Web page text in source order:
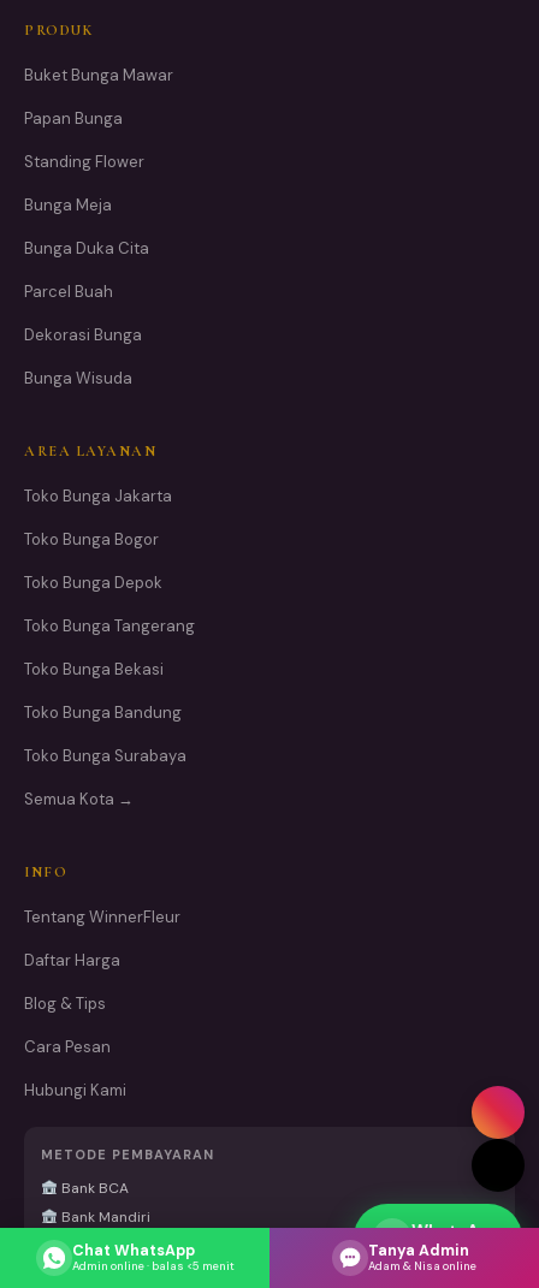
PRODUK
Buket Bunga Mawar
Papan Bunga
Standing Flower
Bunga Meja
Bunga Duka Cita
Parcel Buah
Dekorasi Bunga
Bunga Wisuda
AREA LAYANAN
Toko Bunga Jakarta
Toko Bunga Bogor
Toko Bunga Depok
Toko Bunga Tangerang
Toko Bunga Bekasi
Toko Bunga Bandung
Toko Bunga Surabaya
Semua Kota →
INFO
Tentang WinnerFleur
Daftar Harga
Blog & Tips
Cara Pesan
Hubungi Kami
METODE PEMBAYARAN
Bank BCA
Bank Mandiri
WhatsApp
Respons cepat
Chat WhatsApp
Admin online · balas <5 menit
Tanya Admin
Adam & Nisa online